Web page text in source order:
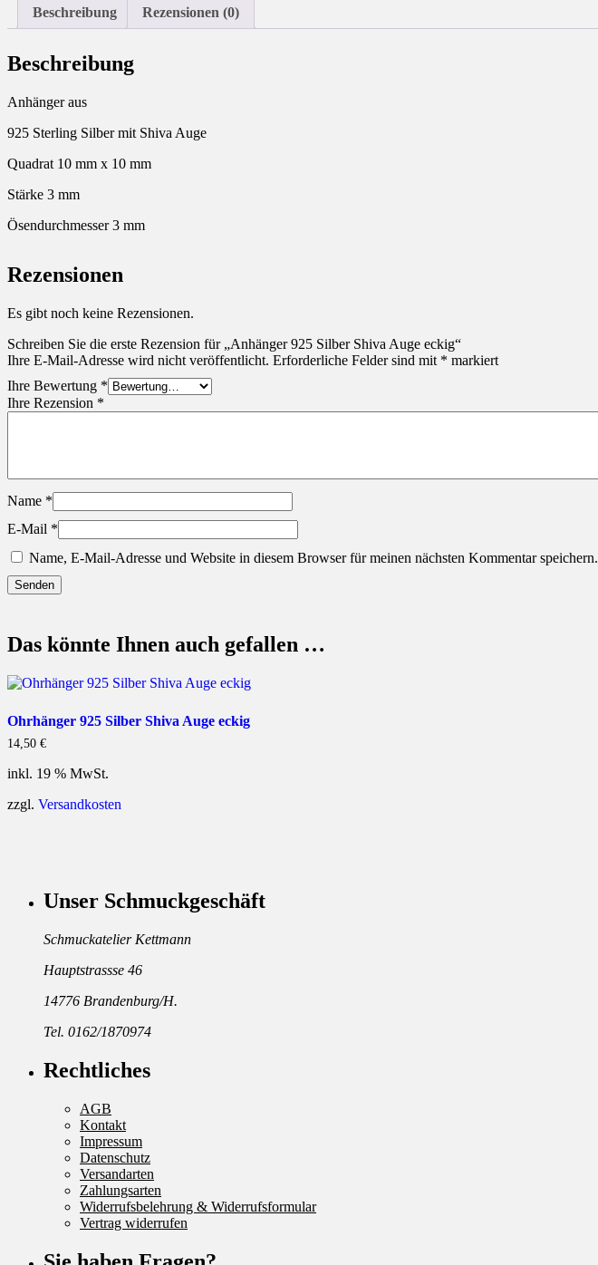
Beschreibung Rezensionen (0)
Beschreibung
Anhänger aus
925 Sterling Silber mit Shiva Auge
Quadrat 10 mm x 10 mm
Stärke 3 mm
Ösendurchmesser 3 mm
Rezensionen
Es gibt noch keine Rezensionen.
Schreiben Sie die erste Rezension für „Anhänger 925 Silber Shiva Auge eckig“
Ihre E-Mail-Adresse wird nicht veröffentlicht. Erforderliche Felder sind mit * markiert
Ihre Bewertung *
Ihre Rezension *
Name *
E-Mail *
Name, E-Mail-Adresse und Website in diesem Browser für meinen nächsten Kommentar speichern.
Das könnte Ihnen auch gefallen …
Ohrhänger 925 Silber Shiva Auge eckig
14,50 €
inkl. 19 % MwSt.
zzgl. Versandkosten
Unser Schmuckgeschäft
Schmuckatelier Kettmann
Hauptstrassse 46
14776 Brandenburg/H.
Tel. 0162/1870974
Rechtliches
AGB
Kontakt
Impressum
Datenschutz
Versandarten
Zahlungsarten
Widerrufsbelehrung & Widerrufsformular
Vertrag widerrufen